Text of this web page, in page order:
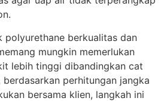
polyurethane berkualitas dan
mungkin memerlukan
lebih tinggi dibandingkan cat
berdasarkan perhitungan jangka
bersama klien, langkah ini